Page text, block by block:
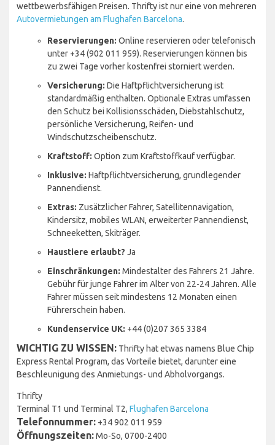
wettbewerbsfähigen Preisen. Thrifty ist nur eine von mehreren
Autovermietungen am Flughafen Barcelona.
Reservierungen: Online reservieren oder telefonisch
unter +34 (902 011 959). Reservierungen können bis
zu zwei Tage vorher kostenfrei storniert werden.
Versicherung: Die Haftpflichtversicherung ist
standardmäßig enthalten. Optionale Extras umfassen
den Schutz bei Kollisionsschäden, Diebstahlschutz,
persönliche Versicherung, Reifen- und
Windschutzscheibenschutz.
Kraftstoff: Option zum Kraftstoffkauf verfügbar.
Inklusive: Haftpflichtversicherung, grundlegender
Pannendienst.
Extras: Zusätzlicher Fahrer, Satellitennavigation,
Kindersitz, mobiles WLAN, erweiterter Pannendienst,
Schneeketten, Skiträger.
Haustiere erlaubt? Ja
Einschränkungen: Mindestalter des Fahrers 21 Jahre.
Gebühr für junge Fahrer im Alter von 22-24 Jahren. Alle
Fahrer müssen seit mindestens 12 Monaten einen
Führerschein haben.
Kundenservice UK: +44 (0)207 365 3384
WICHTIG ZU WISSEN: Thrifty hat etwas namens Blue Chip
Express Rental Program, das Vorteile bietet, darunter eine
Beschleunigung des Anmietungs- und Abholvorgangs.
Thrifty
Terminal T1 und Terminal T2, Flughafen Barcelona
Telefonnummer: +34 902 011 959
Öffnungszeiten:Mo-So, 0700-2400